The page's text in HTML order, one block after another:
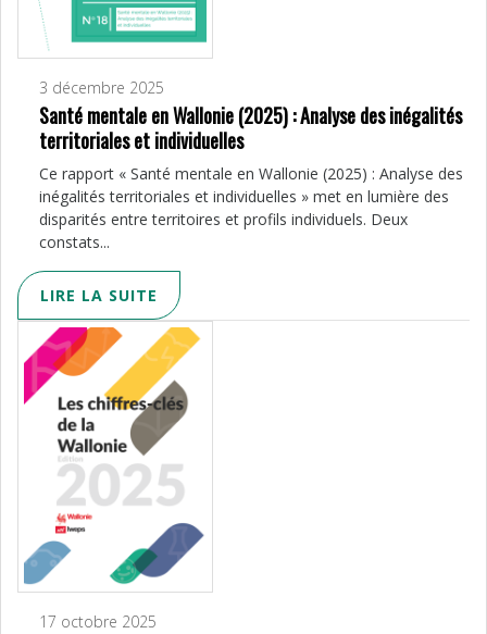
3 décembre 2025
Santé mentale en Wallonie (2025) : Analyse des inégalités
territoriales et individuelles
Ce rapport « Santé mentale en Wallonie (2025) : Analyse des
inégalités territoriales et individuelles » met en lumière des
disparités entre territoires et profils individuels. Deux
constats...
LIRE LA SUITE
17 octobre 2025